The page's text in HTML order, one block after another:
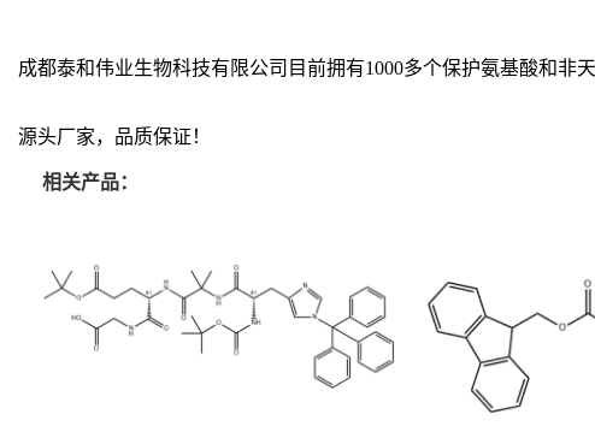
成都泰和伟业生物科技有限公司目前拥有1000多个保护氨基酸和非
源头厂家，品质保证！
相关产品：